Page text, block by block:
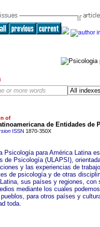
of
de Entidades de
ISSN 1870-350X
Psicología para América Latina
de Psicología (ULAPSI),
y las experiencias de
de psicología y de otras
sus países y regiones,
mediante los cuales
para otros países y
toda.